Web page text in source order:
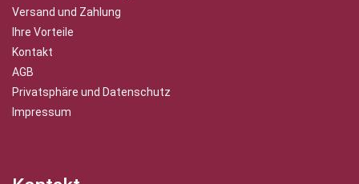
Versand und Zahlung
Ihre Vorteile
Kontakt
AGB
Privatsphäre und Datenschutz
Impressum